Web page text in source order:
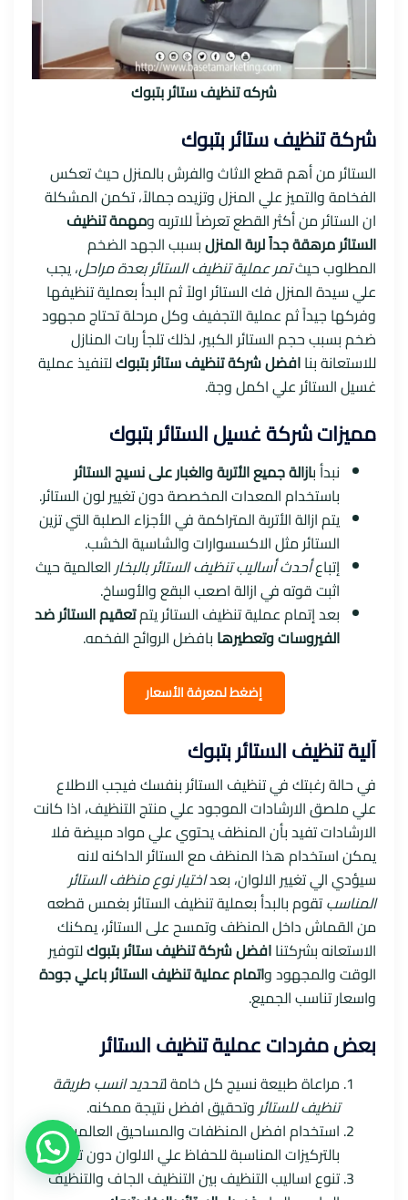
شركه تنظيف ستائر بتبوك
شركة تنظيف ستائر بتبوك
الستائر من أهم قطع الاثاث والفرش بالمنزل حيث تعكس
الفخامة والتميز علي المنزل وتزيده جمالاً، تكمن المشكلة
ان الستائر من أكثر القطع تعرضاً للاتربه ومهمة تنظيف
الستائر مرهقة جداً لربة المنزلبسبب الجهد الضخم
المطلوب حيثتمر عملية تنظيف الستائر بعدة مراحل، يجب
علي سيدة المنزل فك الستائر اولاً ثم البدأ بعملية تنظيفها
وفركها جيداً ثم عملية التجفيف وكل مرحلة تحتاج مجهود
ضخم بسبب حجم الستائر الكبير، لذلك تلجأ ربات المنازل
للاستعانة بناافضل شركة تنظيف ستائر بتبوكلتنفيذ عملية
غسيل الستائر علي اكمل وجة.
مميزات شركة غسيل الستائر بتبوك
نبدأ بازالة جميع الأتربة والغبار على نسيج الستائر
باستخدام المعدات المخصصة دون تغيير لون الستائر.
يتم ازالة الأتربة المتراكمة في الأجزاء الصلبة التي تزين
الستائر مثل الاكسسوارات والشاسية الخشب.
إتباعأحدث أساليب تنظيف الستائر بالبخارالعالمية حيث
اثبت قوته في ازالة اصعب البقع والأوساخ.
بعد إتمام عملية تنظيف الستائر يتمتعقيم الستائر ضد
الفيروسات وتعطيرها بافضل الروائح الفخمه.
إضغط لمعرفة الأسعار
آلية تنظيف الستائر بتبوك
في حالة رغبتك في تنظيف الستائر بنفسك فيجب الاطلاع
علي ملصق الارشادات الموجود علي منتج التنظيف، اذا كانت
الارشادات تفيد بأن المنظف يحتوي علي مواد مبيضة فلا
يمكن استخدام هذا المنظف مع الستائر الداكنه لانه
سيؤدي الي تغيير الالوان، بعداختيار نوع منظف الستائر
المناسبتقوم بالبدأ بعملية تنظيف الستائر بغمس قطعه
من القماش داخل المنظف وتمسح على الستائر، يمكنك
الاستعانه بشركتناافضل شركة تنظيف ستائر بتبوكلتوفير
الوقت والمجهود واتمام عملية تنظيف الستائر باعلي جودة
واسعار تناسب الجميع.
بعض مفردات عملية تنظيف الستائر
مراعاة طبيعة نسيج كل خامة لتحديد انسب طريقة
تنظيف للستائروتحقيق افضل نتيجة ممكنه.
استخدام افضل المنظفات والمساحيق العالمية
بالتركيزات المناسبة للحفاظ علي الالوان دون تغيير.
تنوع اساليب التنظيف بين التنظيف الجاف والتنظيف